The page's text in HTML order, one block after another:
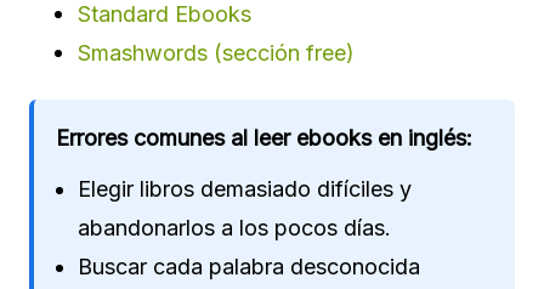
Standard Ebooks
Smashwords (sección free)
Errores comunes al leer ebooks en inglés:
Elegir libros demasiado difíciles y
abandonarlos a los pocos días.
Buscar cada palabra desconocida